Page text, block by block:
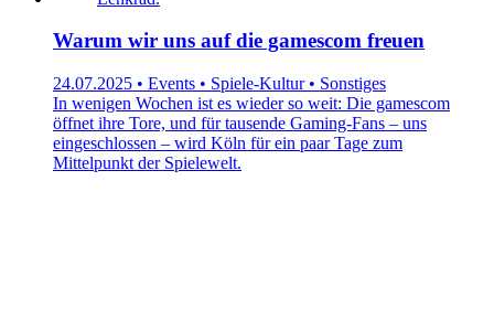
Warum wir uns auf die gamescom freuen
24.07.2025 • Events • Spiele-Kultur • Sonstiges
In wenigen Wochen ist es wieder so weit: Die gamescom
öffnet ihre Tore, und für tausende Gaming-Fans – uns
eingeschlossen – wird Köln für ein paar Tage zum
Mittelpunkt der Spielewelt.